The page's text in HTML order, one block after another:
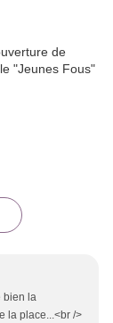
bien la
la place...<br />